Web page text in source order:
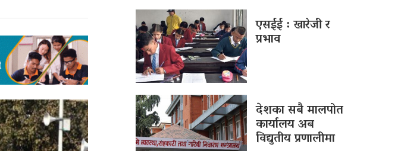
एसईई : खारेजी र
प्रभाव
देशका सबै मालपोत
कार्यालय अब
विद्युतीय प्रणालीमा